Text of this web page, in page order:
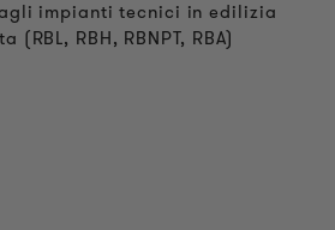
impianti tecnici in edilizia
(RBL, RBH, RBNPT, RBA)